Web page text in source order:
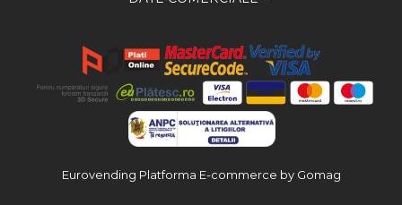
Eurovending Platforma E-commerce by Gomag